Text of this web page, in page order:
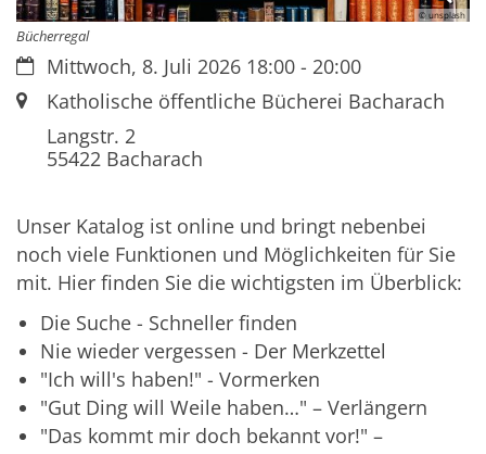
© unsplash
Bücherregal
Datum:Mittwoch, 8. Juli 2026 18:00 - 20:00
Ort:Katholische öffentliche Bücherei Bacharach
Langstr. 2
55422 Bacharach
Unser Katalog ist online und bringt nebenbei
noch viele Funktionen und Möglichkeiten für Sie
mit. Hier finden Sie die wichtigsten im Überblick:
Die Suche - Schneller finden
Nie wieder vergessen - Der Merkzettel
"Ich will's haben!" - Vormerken
"Gut Ding will Weile haben…" – Verlängern
"Das kommt mir doch bekannt vor!" –